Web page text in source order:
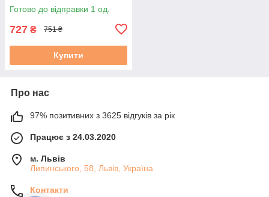
Готово до відправки 1 од.
727 ₴ 751 ₴
Купити
Про нас
97% позитивних з 3625 відгуків за рік
Працює з 24.03.2020
м. Львів
Липинського, 58, Львів, Україна
Контакти